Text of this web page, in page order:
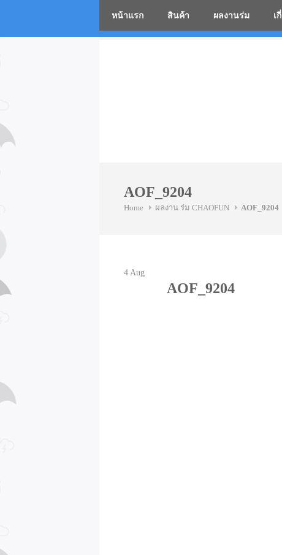
หน้าแรก สินค้า ผลงานร่ม เ
AOF_9204
Home ผลงาน ร่ม CHAOFUN AOF_9204
4 Aug
AOF_9204
โรงงานร่